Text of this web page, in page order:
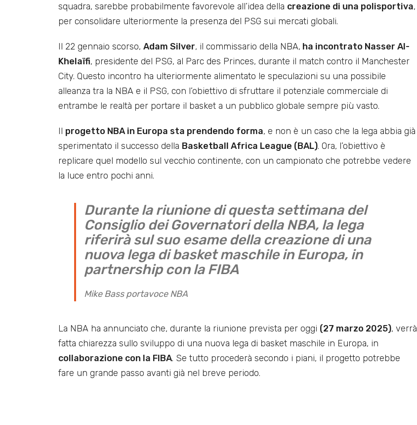
squadra, sarebbe probabilmente favorevole all’idea della creazione di una polisportiva,
per consolidare ulteriormente la presenza del PSG sui mercati globali.
Il 22 gennaio scorso, Adam Silver, il commissario della NBA, ha incontrato Nasser Al-
Khelaïfi, presidente del PSG, al Parc des Princes, durante il match contro il Manchester
City. Questo incontro ha ulteriormente alimentato le speculazioni su una possibile
alleanza tra la NBA e il PSG, con l’obiettivo di sfruttare il potenziale commerciale di
entrambe le realtà per portare il basket a un pubblico globale sempre più vasto.
Il progetto NBA in Europa sta prendendo forma, e non è un caso che la lega abbia già
sperimentato il successo della Basketball Africa League (BAL). Ora, l’obiettivo è
replicare quel modello sul vecchio continente, con un campionato che potrebbe vedere
la luce entro pochi anni.
Durante la riunione di questa settimana del
Consiglio dei Governatori della NBA, la lega
riferirà sul suo esame della creazione di una
nuova lega di basket maschile in Europa, in
partnership con la FIBA
Mike Bass portavoce NBA
La NBA ha annunciato che, durante la riunione prevista per oggi (27 marzo 2025), verrà
fatta chiarezza sullo sviluppo di una nuova lega di basket maschile in Europa, in
collaborazione con la FIBA. Se tutto procederà secondo i piani, il progetto potrebbe
fare un grande passo avanti già nel breve periodo.